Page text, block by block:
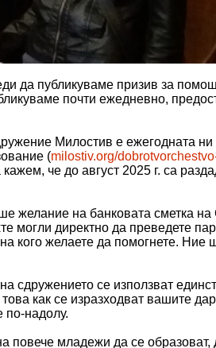
да публикуваме призив за
почти ежедневно,
Милостив е ежегодната
(milostiv.org/
че до август 2025 г. са
желание на банковата сметка
могли директно да преведете
кого желаете да помогнете. Ние
сдружението се използват
как се изразходват вашите
по-надолу.
младежи да се образоват,